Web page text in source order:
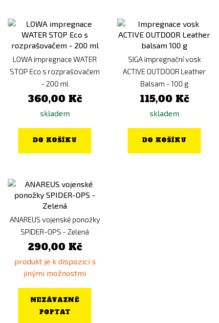
LOWA impregnace WATER
STOP Eco s rozprašovačem
- 200 ml
360,00 Kč
skladem
DO KOŠÍKU
SIGA impregnační vosk
ACTIVE OUTDOOR Leather
Balsam - 100 g
115,00 Kč
skladem
DO KOŠÍKU
ANAREUS vojenské ponožky
SPIDER-OPS - Zelená
290,00 Kč
produkt je k dispozici s
jinými možnostmi
NEZÁVAZNĚ
POPTAT